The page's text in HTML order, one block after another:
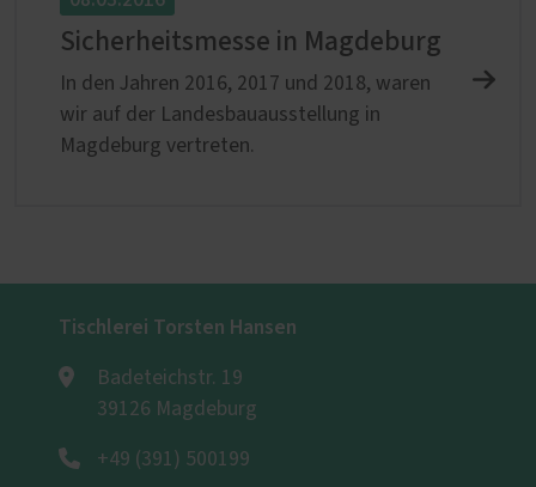
Sicherheitsmesse in Magdeburg
In den Jahren 2016, 2017 und 2018, waren
wir auf der Landesbauausstellung in
Magdeburg vertreten.
Tischlerei Torsten Hansen
Badeteichstr. 19
39126 Magdeburg
+49 (391) 500199